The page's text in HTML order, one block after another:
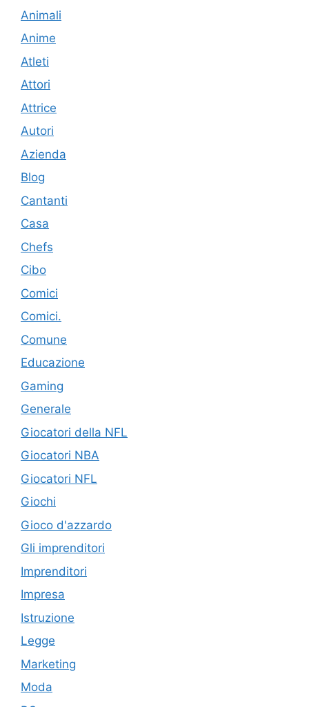
Animali
Anime
Atleti
Attori
Attrice
Autori
Azienda
Blog
Cantanti
Casa
Chefs
Cibo
Comici
Comici.
Comune
Educazione
Gaming
Generale
Giocatori della NFL
Giocatori NBA
Giocatori NFL
Giochi
Gioco d'azzardo
Gli imprenditori
Imprenditori
Impresa
Istruzione
Legge
Marketing
Moda